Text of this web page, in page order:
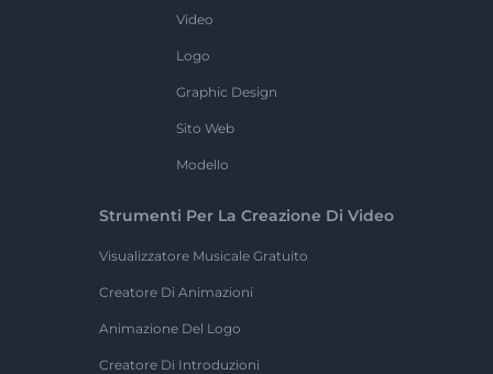
Video
Logo
Graphic Design
Sito Web
Modello
Strumenti Per La Creazione Di Video
Visualizzatore Musicale Gratuito
Creatore Di Animazioni
Animazione Del Logo
Creatore Di Introduzioni